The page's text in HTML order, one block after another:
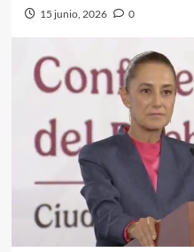
15 junio, 2026 0